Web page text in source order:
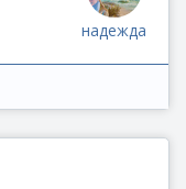
надежда